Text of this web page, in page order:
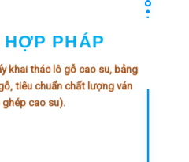
PHÁP
khai thác lô gỗ cao su, bảng
tiêu chuẩn chất lượng ván
cao su).